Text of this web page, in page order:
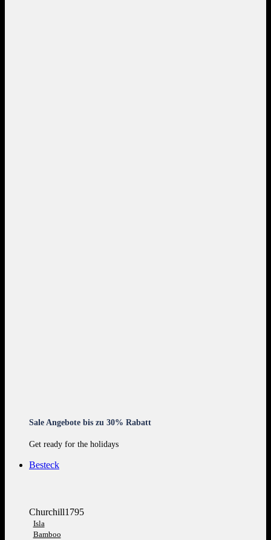
Sale Angebote bis zu 30% Rabatt
Get ready for the holidays
Besteck
Churchill1795
Isla
Bamboo